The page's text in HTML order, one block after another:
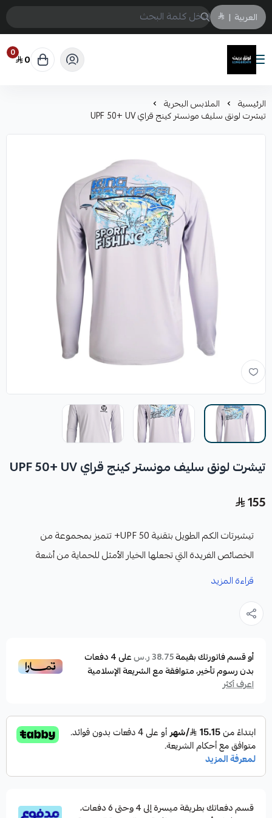
العربية |
لونق بريث
0 0
الرئيسية الملابس البحرية
تيشرت لونق سليف مونستر كينج قراي UPF 50+ UV
تيشرت لونق سليف مونستر كينج قراي UPF 50+ UV
155
تيشيرتات الكم الطويل بتقنية UPF 50+ تتميز بمجموعة من
الخصائص الفريدة التي تجعلها الخيار الأمثل للحماية من أشعة
الشمس أثناء الأنشطة الخارجية.
(UVA وUVB)، حيث تمنع ما يزيد عن 98% من الأشعة الضارة، مما
يساهم في حماية البشرة من الحروق الشمسية والمشكلات
الجلدية المرتبطة بالتعرض الطويل لأشعة الشمس.
يمنح التصميم بأكمام طويلة تغطية شاملة للذراعين، مما يوفر
حماية إضافية للبشرة دون الحاجة المتكررة لاستخدام واقي
الشمس.
صُنعت التيشيرتات من أقمشة خفيفة الوزن، ناعمة على البشرة،
قراءة المزيد
أو قسم فاتورتك بقيمة38.75 ر.س على4دفعات
بدون رسوم تأخير، متوافقة مع الشريعة الإسلامية
اعرف أكثر
قسم دفعاتك بطريقة ميسرة إلى 4 وحتى 6 دفعات،